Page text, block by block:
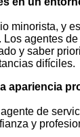
minorista, y
Los agentes
y saber
difíciles.
apariencia
de
y